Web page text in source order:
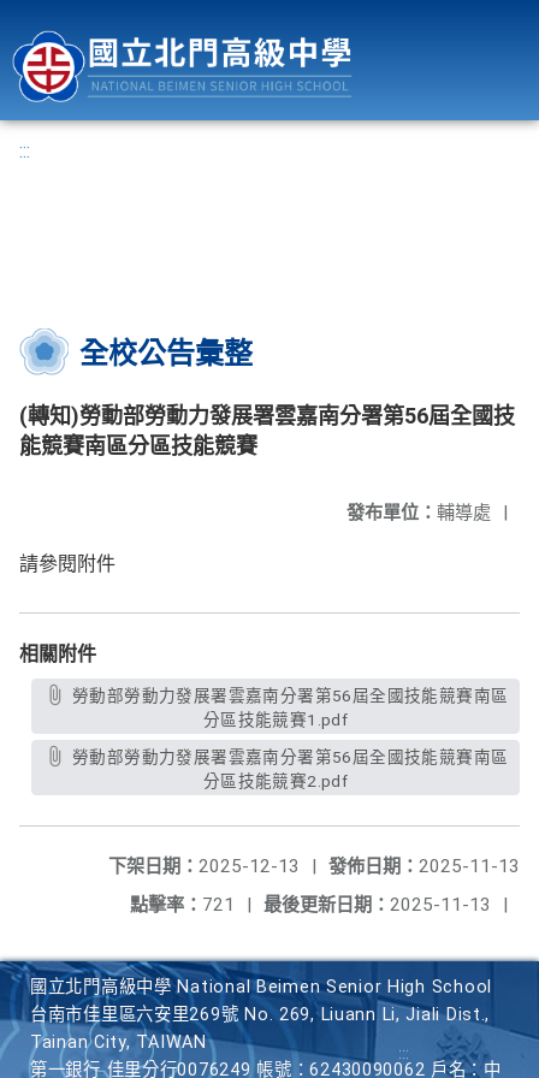
:::
全校公告彙整
(轉知)勞動部勞動力發展署雲嘉南分署第56屆全國技
能競賽南區分區技能競賽
發布單位： 輔導處 |
請參閱附件
相關附件
分區技能競賽1.pdf
分區技能競賽2.pdf
發佈日期： 2025-11-13
下架日期： 2025-12-13
|
最後更新日期： 2025-11-13 |
點擊率： 721 |
國立北門高級中學 National Beimen Senior High School
台南市佳里區六安里269號 No. 269, Liuann Li, Jiali Dist.,
Tainan City, TAIWAN
第一銀行 佳里分行0076249 帳號：62430090062 戶名：中